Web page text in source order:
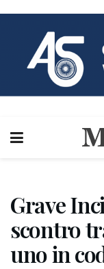
Grave
scontro
uno in